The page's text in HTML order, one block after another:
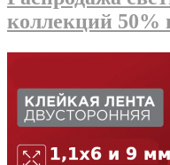
коллекций 50%